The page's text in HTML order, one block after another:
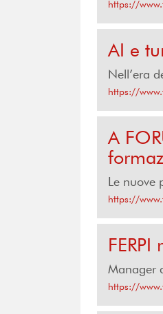
https://
AI e
Nell’era
https://
A
Le nuove
https://
Manager
https://